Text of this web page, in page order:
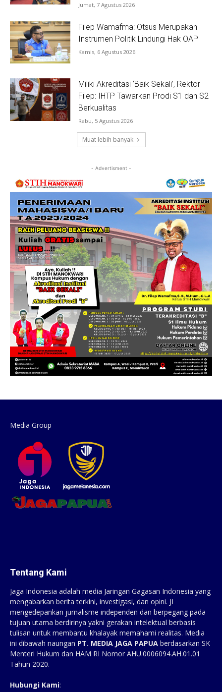
Jumat, 7 Agustus 2026
Filep Wamafma: Otsus Merupakan
Instrumen Politik Lindungi Hak OAP
Kamis, 6 Agustus 2026
Miliki Akreditasi ‘Baik Sekali’, Rektor
Filep: IHTP Tawarkan Prodi S1 dan S2
Berkualitas
Rabu, 5 Agustus 2026
Muat lebih banyak
- Advertisment -
Media Group
Tentang Kami
Jaga Indonesia adalah media Jaringan Gagasan Indonesia yang
mengabarkan berita terkini, investigasi, dan opini. JI
mengedepankan jurnalisme independen dan berpegang pada
tujuan utama berdirinya yakni gerakan intelektual berbasis
tulisan untuk membantu khalayak memahami realitas. Media
ini dibawah naungan PT. MEDIA JAGA PAPUA berdasarkan SK
Menteri Hukum dan HAM RI Nomor AHU.0006094.AH.01.01
Tahun 2020.
Hubungi Kami: